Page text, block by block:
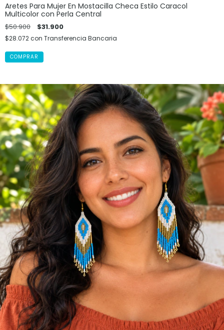
Aretes Para Mujer En Mostacilla Checa Estilo Caracol
Multicolor con Perla Central
$50.900 $31.900
$28.072con Transferencia Bancaria